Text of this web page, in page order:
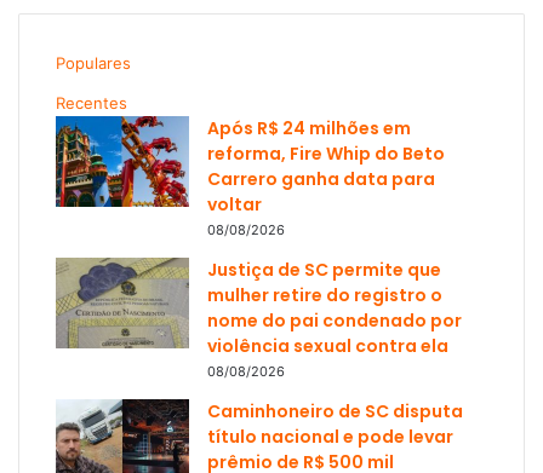
Populares
Recentes
Após R$ 24 milhões em
reforma, Fire Whip do Beto
Carrero ganha data para
voltar
08/08/2026
Justiça de SC permite que
mulher retire do registro o
nome do pai condenado por
violência sexual contra ela
08/08/2026
Caminhoneiro de SC disputa
título nacional e pode levar
prêmio de R$ 500 mil